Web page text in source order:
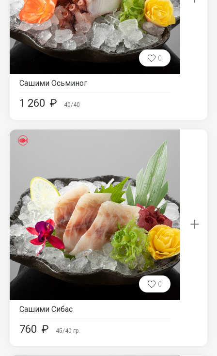
0
Сашими Осьминог
1 260 ₽ 40/40
0
Сашими Сибас
760 ₽ 45/40 гр.
+